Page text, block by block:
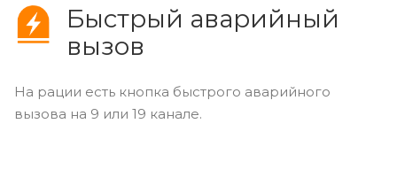
Быстрый аварийный
вызов
На рации есть кнопка быстрого аварийного
вызова на 9 или 19 канале.